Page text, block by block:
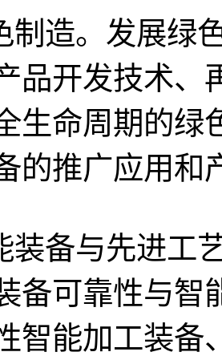
造。发展绿色
品开发技术、
生命周期的绿
的推广应用和
备与先进工艺
备可靠性与智
智能加工装备